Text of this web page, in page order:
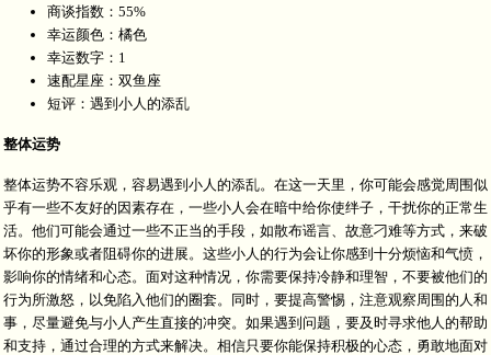
商谈指数：55%
幸运颜色：橘色
幸运数字：1
速配星座：双鱼座
短评：遇到小人的添乱
整体运势
整体运势不容乐观，容易遇到小人的添乱。在这一天里，你可能会感觉周围似
乎有一些不友好的因素存在，一些小人会在暗中给你使绊子，干扰你的正常生
活。他们可能会通过一些不正当的手段，如散布谣言、故意刁难等方式，来破
坏你的形象或者阻碍你的进展。这些小人的行为会让你感到十分烦恼和气愤，
影响你的情绪和心态。面对这种情况，你需要保持冷静和理智，不要被他们的
行为所激怒，以免陷入他们的圈套。同时，要提高警惕，注意观察周围的人和
事，尽量避免与小人产生直接的冲突。如果遇到问题，要及时寻求他人的帮助
和支持，通过合理的方式来解决。相信只要你能保持积极的心态，勇敢地面对